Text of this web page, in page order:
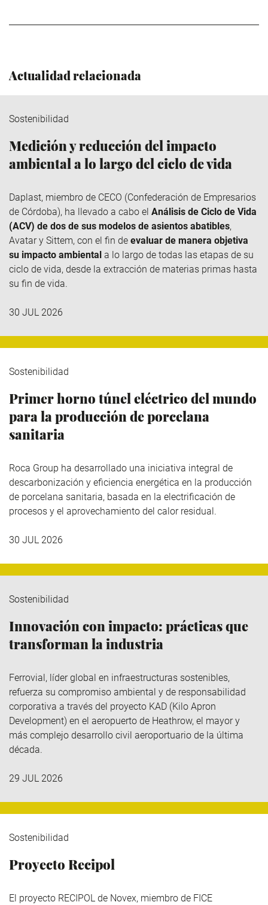
Actualidad relacionada
Sostenibilidad
Medición y reducción del impacto
ambiental a lo largo del ciclo de vida
Daplast, miembro de CECO (Confederación de Empresarios
de Córdoba), ha llevado a cabo el Análisis de Ciclo de Vida
(ACV) de dos de sus modelos de asientos abatibles,
Avatar y Sittem, con el fin de evaluar de manera objetiva
su impacto ambiental a lo largo de todas las etapas de su
ciclo de vida, desde la extracción de materias primas hasta
su fin de vida.
30 JUL 2026
Sostenibilidad
Primer horno túnel eléctrico del mundo
para la producción de porcelana
sanitaria
Roca Group ha desarrollado una iniciativa integral de
descarbonización y eficiencia energética en la producción
de porcelana sanitaria, basada en la electrificación de
procesos y el aprovechamiento del calor residual.
30 JUL 2026
Sostenibilidad
Innovación con impacto: prácticas que
transforman la industria
Ferrovial, líder global en infraestructuras sostenibles,
refuerza su compromiso ambiental y de responsabilidad
corporativa a través del proyecto KAD (Kilo Apron
Development) en el aeropuerto de Heathrow, el mayor y
más complejo desarrollo civil aeroportuario de la última
década.
29 JUL 2026
Sostenibilidad
Proyecto Recipol
El proyecto RECIPOL de Novex, miembro de FICE